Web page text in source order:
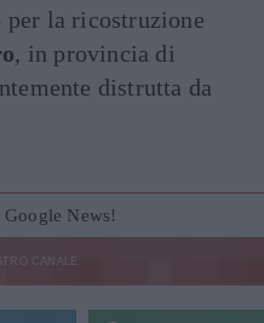
per la ricostruzione
, in provincia di
distrutta da
Google News!
CANALE